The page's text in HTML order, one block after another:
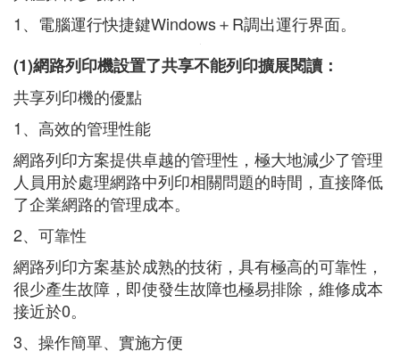
1、電腦運行快捷鍵Windows＋R調出運行界面。
(1)網路列印機設置了共享不能列印擴展閱讀：
共享列印機的優點
1、高效的管理性能
網路列印方案提供卓越的管理性，極大地減少了管理
人員用於處理網路中列印相關問題的時間，直接降低
了企業網路的管理成本。
2、可靠性
網路列印方案基於成熟的技術，具有極高的可靠性，
很少產生故障，即使發生故障也極易排除，維修成本
接近於0。
3、操作簡單、實施方便